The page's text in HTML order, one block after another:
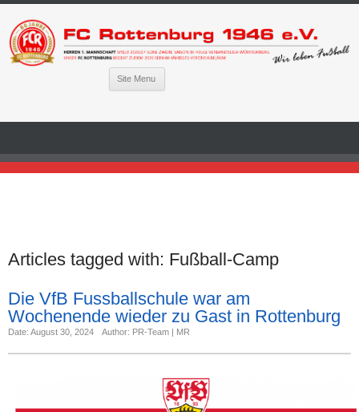
Site Menu
Articles tagged with: Fußball-Camp
Die VfB Fussballschule war am
Wochenende wieder zu Gast in Rottenburg
Date: August 30, 2024 Author: PR-Team | MR